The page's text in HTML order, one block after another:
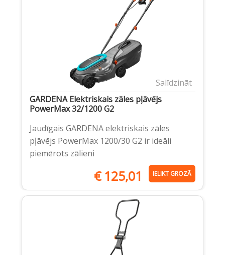
Salīdzināt
GARDENA Elektriskais zāles pļāvējs
PowerMax 32/1200 G2
Jaudīgais GARDENA elektriskais zāles
pļāvējs PowerMax 1200/30 G2 ir ideāli
piemērots zālieni
€125,01 IELIKT GROZĀ